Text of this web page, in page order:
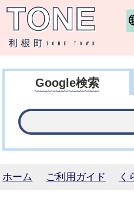
Google検索
ホーム ご利用ガイド く